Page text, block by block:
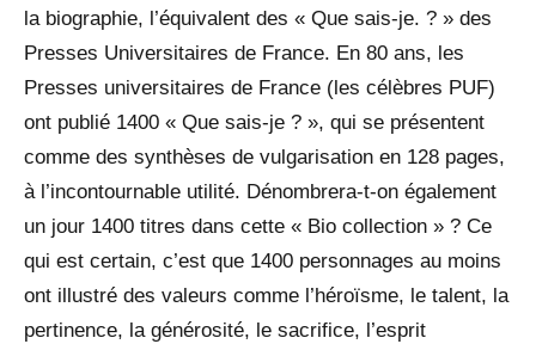
la biographie, l’équivalent des « Que sais-je. ? » des
Presses Universitaires de France. En 80 ans, les
Presses universitaires de France (les célèbres PUF)
ont publié 1400 « Que sais-je ? », qui se présentent
comme des synthèses de vulgarisation en 128 pages,
à l’incontournable utilité. Dénombrera-t-on également
un jour 1400 titres dans cette « Bio collection » ? Ce
qui est certain, c’est que 1400 personnages au moins
ont illustré des valeurs comme l’héroïsme, le talent, la
pertinence, la générosité, le sacrifice, l’esprit